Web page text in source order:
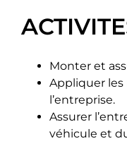
Monter et
Appliquer les
l’entreprise.
Assurer
véhicule et